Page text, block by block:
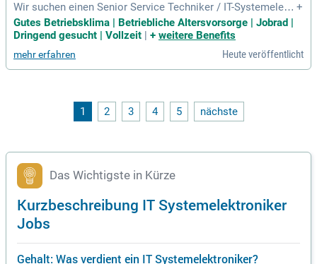
Wir suchen einen Senior Service Techniker / IT-Systemelektr
oniker (m/w/d) für den Standort München (Nord) oder Land
sberg am Lech. Der Fokus liegt auf Vor-Ort-Service für die B
d Refresh von IT- und TK-Endgeräten. Zu Ihren Aufgaben geh
ören auch die Installation, Inbetriebnahme, Upgrades und W
ortlich für die Inbetriebnahme von Netzwerken und Serveru
mgebungen. Sie begleiten diverse Projekte und Maßnahmen
+
Gutes Betriebsklima | Betriebliche Altersvorsorge | Jobrad |
Dringend gesucht | Vollzeit
+ weitere Benefits
mehr erfahren Heute veröffentlicht
1 2 3 4 5 nächste
Das Wichtigste in Kürze
Kurzbeschreibung IT Systemelektroniker
Jobs
Gehalt: Was verdient ein IT Systemelektroniker?